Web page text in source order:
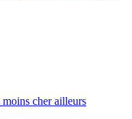
cher ailleurs